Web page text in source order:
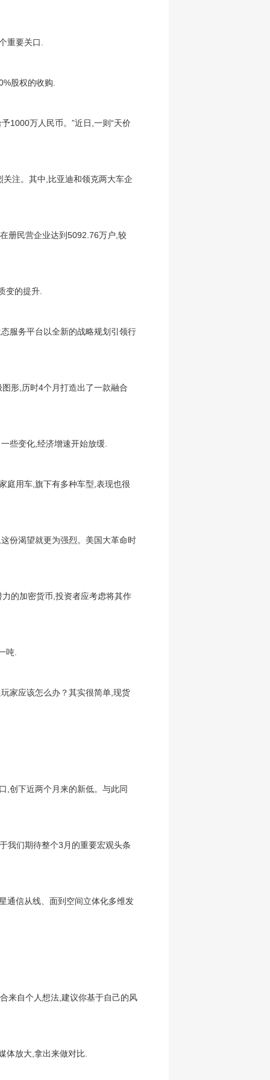
重要关口.
股权的收购.
1000万人民币。”近日,一则“天价
注。其中,比亚迪和领克两大车企
册民营企业达到5092.76万户,较
变的提升.
服务平台以全新的战略规划引领行
形,历时4个月打造出了一款融合
些变化,经济增速开始放缓.
庭用车,旗下有多种车型,表现也很
份渴望就更为强烈。美国大革命时
的加密货币,投资者应考虑将其作
吨.
家应该怎么办？其实很简单,现货
,创下近两个月来的新低。与此同
我们期待整个3月的重要宏观头条
通信从线、面到空间立体化多维发
来自个人想法,建议你基于自己的风
体放大,拿出来做对比.